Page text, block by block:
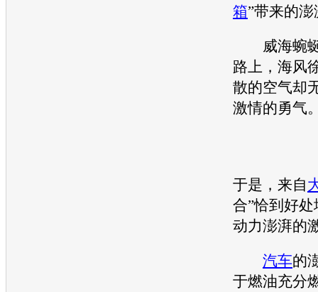
箱”带来的
威海蜿蜒
路上，海风
散的空气却
激情的勇气
于是，来自
合”恰到好
动力澎湃的
汽车的
于燃油充分